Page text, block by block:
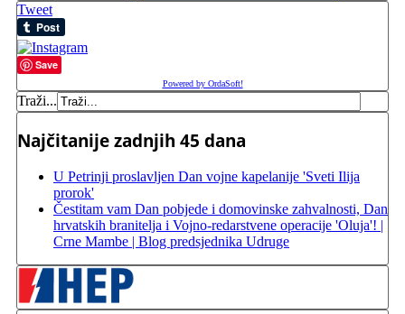
Tweet
Save
Powered by OrdaSoft!
Traži...
Najčitanije zadnjih 45 dana
U Petrinji proslavljen Dan vojne kapelanije 'Sveti Ilija
prorok'
Čestitam vam Dan pobjede i domovinske zahvalnosti, Dan
hrvatskih branitelja i Vojno-redarstvene operacije 'Oluja'! |
Crne Mambe | Blog predsjednika Udruge